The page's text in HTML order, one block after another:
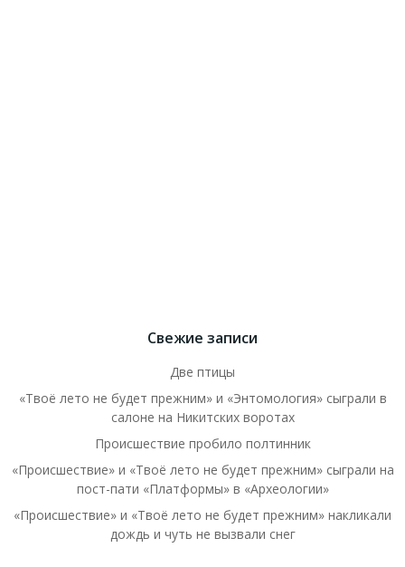
Свежие записи
Две птицы
«Твоё лето не будет прежним» и «Энтомология» сыграли в
салоне на Никитских воротах
Происшествие пробило полтинник
«Происшествие» и «Твоё лето не будет прежним» сыграли на
пост-пати «Платформы» в «Археологии»
«Происшествие» и «Твоё лето не будет прежним» накликали
дождь и чуть не вызвали снег